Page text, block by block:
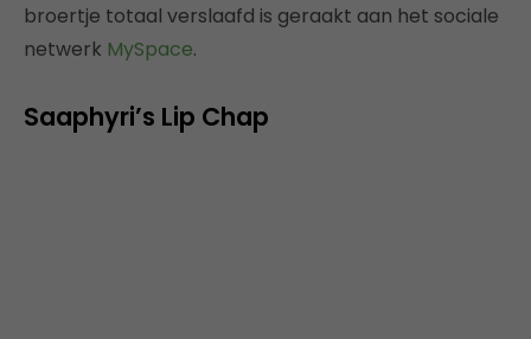
broertje totaal verslaafd is geraakt aan het sociale
netwerk MySpace.
Saaphyri’s Lip Chap